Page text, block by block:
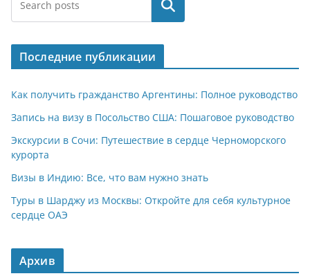
Поиск
Последние публикации
Как получить гражданство Аргентины: Полное руководство
Запись на визу в Посольство США: Пошаговое руководство
Экскурсии в Сочи: Путешествие в сердце Черноморского
курорта
Визы в Индию: Все, что вам нужно знать
Туры в Шарджу из Москвы: Откройте для себя культурное
сердце ОАЭ
Архив